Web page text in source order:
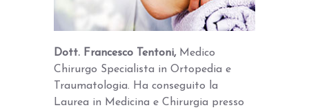
Dott. Francesco Tentoni, Medico
Chirurgo Specialista in Ortopedia e
Traumatologia. Ha conseguito la
Laurea in Medicina e Chirurgia presso